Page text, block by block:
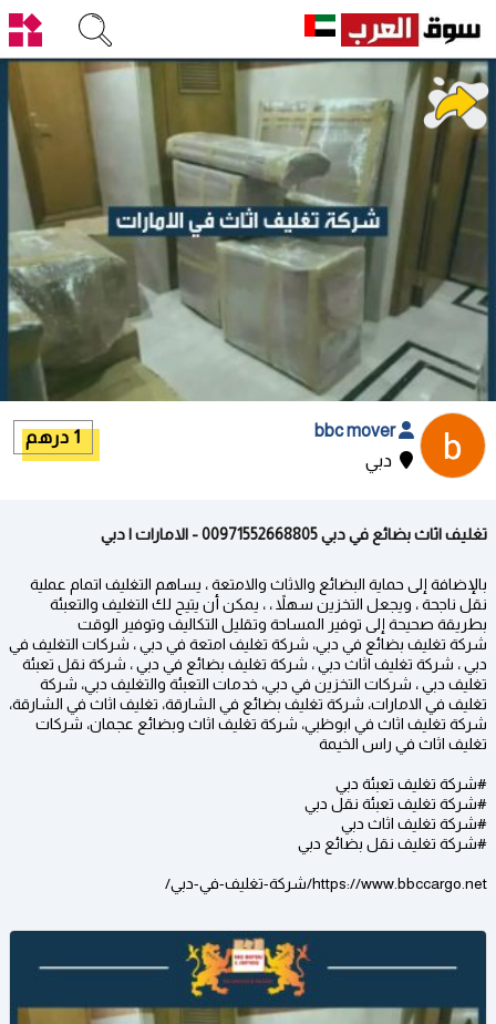
bbc mover
دبي
1 درهم
تغليف اثاث بضائع في دبي 00971552668805 - الامارات | دبي
بالإضافة إلى حماية البضائع والاثاث والامتعة ، يساهم التغليف اتمام عملية
نقل ناجحة ، ويجعل التخزين سهلاً ، ، يمكن أن يتيح لك التغليف والتعبئة
بطريقة صحيحة إلى توفير المساحة وتقليل التكاليف وتوفير الوقت
شركة تغليف بضائع في دبي، شركة تغليف امتعة في دبي ، شركات التغليف في
دبي ، شركة تغليف اثاث دبي ، شركة تغليف بضائع في دبي ، شركة نقل تعبئة
تغليف دبي ، شركات التخزين في دبي، خدمات التعبئة والتغليف دبي، شركة
تغليف في الامارات، شركة تغليف بضائع في الشارقة، تغليف اثاث في الشارقة،
شركة تغليف اثاث في ابوظبي، شركة تغليف اثاث وبضائع عجمان، شركات
تغليف اثاث في راس الخيمة
#شركة تغليف تعبئة دبي
#شركة تغليف تعبئة نقل دبي
#شركة تغليف اثاث دبي
#شركة تغليف نقل بضائع دبي
https://www.bbccargo.net/شركة-تغليف-في-دبي/